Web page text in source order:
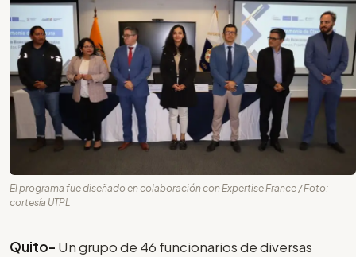
El programa fue diseñado en colaboración con Expertise France / Foto:
cortesía UTPL
Quito- Un grupo de 46 funcionarios de diversas